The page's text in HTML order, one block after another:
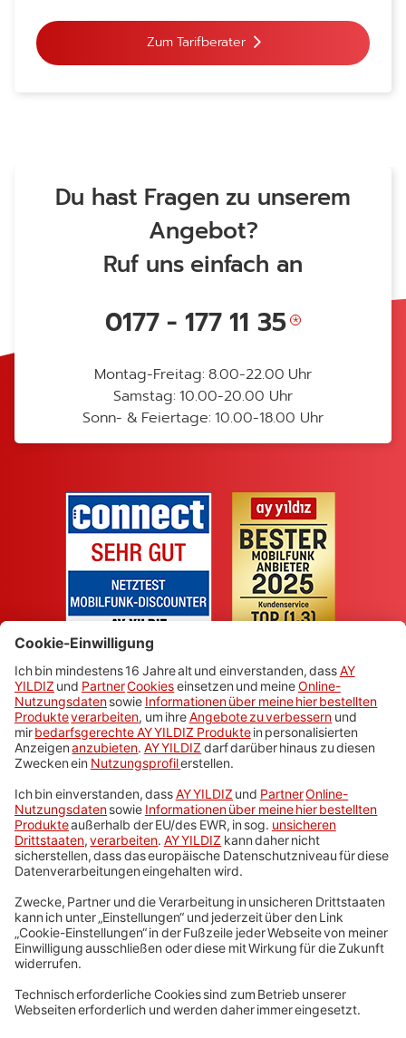
Zum Tarifberater
Du hast Fragen zu unserem
Angebot?
Ruf uns einfach an
0177 - 177 11 35
Montag-Freitag: 8.00-22.00 Uhr
Samstag: 10.00-20.00 Uhr
Sonn- & Feiertage: 10.00-18.00 Uhr
Handys und Tarife
Prepaid
Telefonie in der Türkei
Service
Impressum AGB & Preise
Datenschutz
Cookie-Einstellungen
Sitemap
Karriere